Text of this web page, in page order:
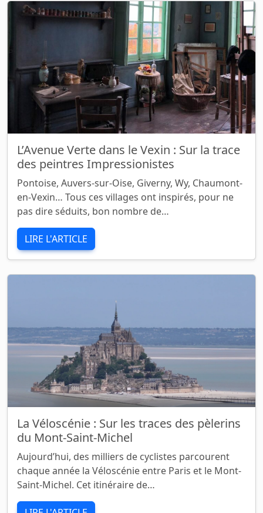
L’Avenue Verte dans le Vexin : Sur la trace
des peintres Impressionistes
Pontoise, Auvers-sur-Oise, Giverny, Wy, Chaumont-
en-Vexin… Tous ces villages ont inspirés, pour ne
pas dire séduits, bon nombre de…
LIRE L'ARTICLE
La Véloscénie : Sur les traces des pèlerins
du Mont-Saint-Michel
Aujourd’hui, des milliers de cyclistes parcourent
chaque année la Véloscénie entre Paris et le Mont-
Saint-Michel. Cet itinéraire de…